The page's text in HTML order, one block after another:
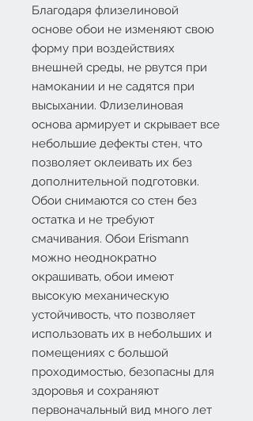
Благодаря флизелиновой
основе обои не изменяют свою
форму при воздействиях
внешней среды, не рвутся при
намокании и не садятся при
высыхании. Флизелиновая
основа армирует и скрывает все
небольшие дефекты стен, что
позволяет оклеивать их без
дополнительной подготовки.
Обои снимаются со стен без
остатка и не требуют
смачивания. Обои Erismann
можно неоднократно
окрашивать, обои имеют
высокую механическую
устойчивость, что позволяет
использовать их в небольших и
помещениях с большой
проходимостью, безопасны для
здоровья и сохраняют
первоначальный вид много лет